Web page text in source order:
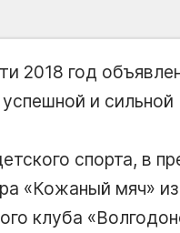
2018 год
и
спорта, в
«Кожаный мяч»
клуба